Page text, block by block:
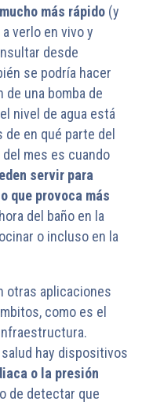
más rápido (y
verlo en vivo y
desde
se podría hacer
una bomba de
nivel de agua está
en qué parte del
del mes es cuando
servir para
que provoca más
del baño en la
o incluso en la
otras aplicaciones
como es el
hay dispositivos
o la presión
de detectar que